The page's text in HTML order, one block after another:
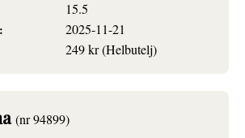
15.5
2025-11-21
249 kr (Helbutelj)
(nr 94899)